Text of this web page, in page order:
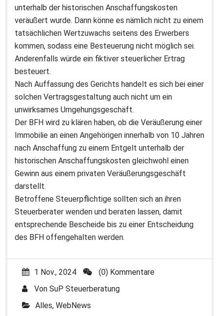
unterhalb der historischen Anschaffungskosten
veräußert wurde. Dann könne es nämlich nicht zu einem
tatsächlichen Wertzuwachs seitens des Erwerbers
kommen, sodass eine Besteuerung nicht möglich sei.
Anderenfalls würde ein fiktiver steuerlicher Ertrag
besteuert.
Nach Auffassung des Gerichts handelt es sich bei einer
solchen Vertragsgestaltung auch nicht um ein
unwirksames Umgehungsgeschäft.
Der BFH wird zu klären haben, ob die Veräußerung einer
Immobilie an einen Angehörigen innerhalb von 10 Jahren
nach Anschaffung zu einem Entgelt unterhalb der
historischen Anschaffungskosten gleichwohl einen
Gewinn aus einem privaten Veräußerungsgeschäft
darstellt.
Betroffene Steuerpflichtige sollten sich an ihren
Steuerberater wenden und beraten lassen, damit
entsprechende Bescheide bis zu einer Entscheidung
des BFH offengehalten werden.
1 Nov., 2024
(0) Kommentare
Von SuP Steuerberatung
Alles, WebNews